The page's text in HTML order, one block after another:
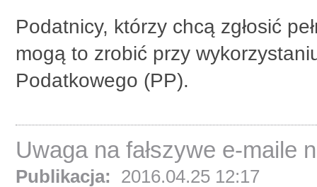
Podatnicy, którzy chcą zgłosić
mogą to zrobić przy
Podatkowego (PP).
Uwaga na fałszywe e-maile
Publikacja: 2016.04.25 12:17